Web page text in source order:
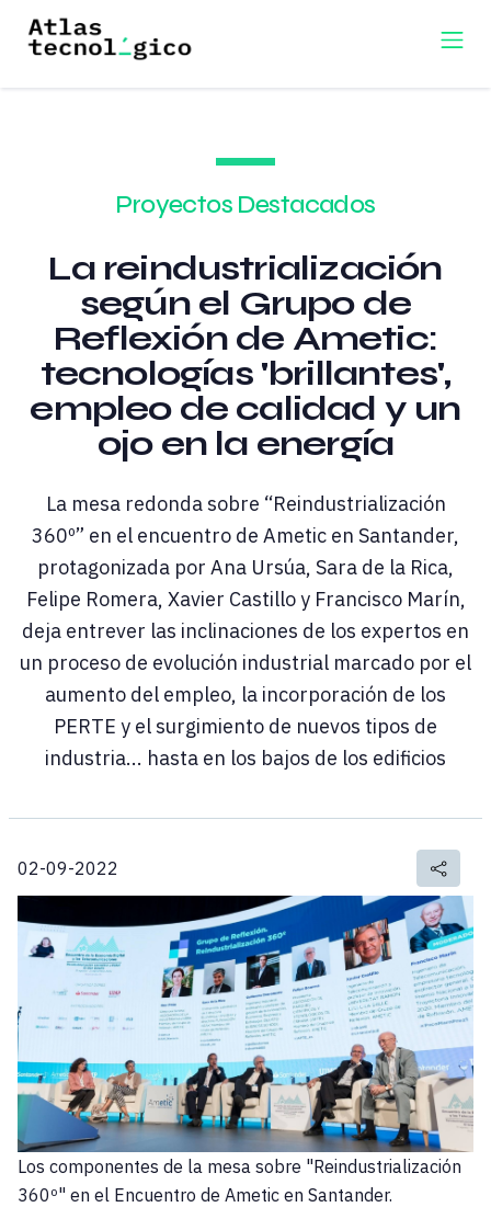
Proyectos Destacados
La reindustrialización
según el Grupo de
Reflexión de Ametic:
tecnologías 'brillantes',
empleo de calidad y un
ojo en la energía
La mesa redonda sobre “Reindustrialización
360º” en el encuentro de Ametic en Santander,
protagonizada por Ana Ursúa, Sara de la Rica,
Felipe Romera, Xavier Castillo y Francisco Marín,
deja entrever las inclinaciones de los expertos en
un proceso de evolución industrial marcado por el
aumento del empleo, la incorporación de los
PERTE y el surgimiento de nuevos tipos de
industria... hasta en los bajos de los edificios
02-09-2022
Los componentes de la mesa sobre "Reindustrialización
360º" en el Encuentro de Ametic en Santander.